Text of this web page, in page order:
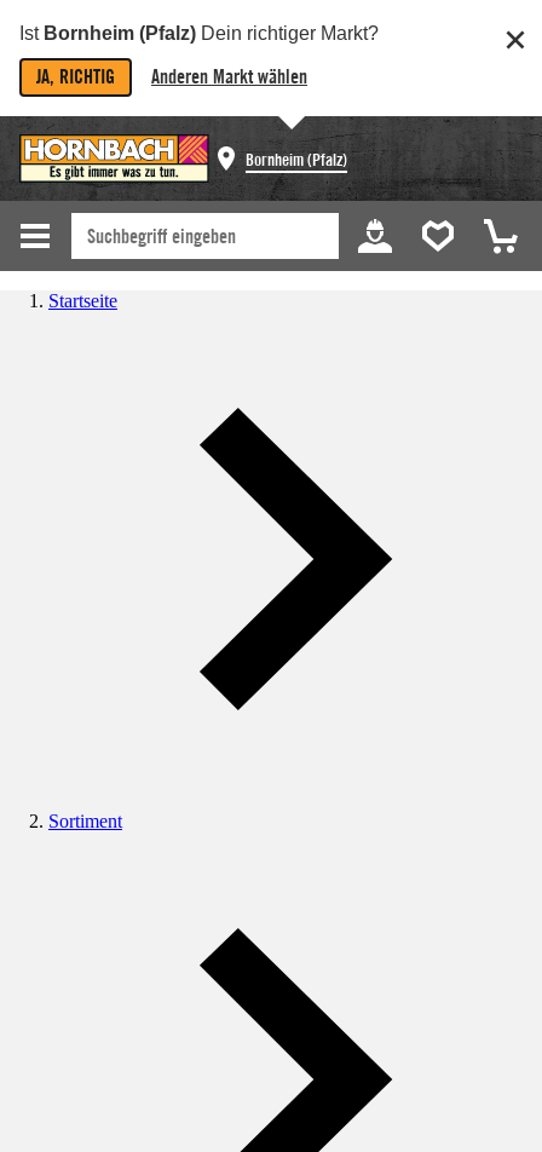
Ist Bornheim (Pfalz) Dein richtiger Markt?
JA, RICHTIG Anderen Markt wählen
Bornheim (Pfalz)
Startseite
Sortiment